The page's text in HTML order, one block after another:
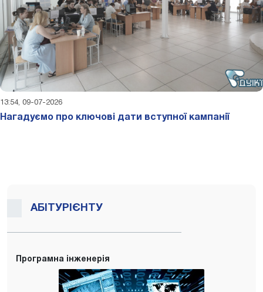
13:54, 09-07-2026
Нагадуємо про ключові дати вступної кампанії
АБІТУРІЄНТУ
Програмна інженерія